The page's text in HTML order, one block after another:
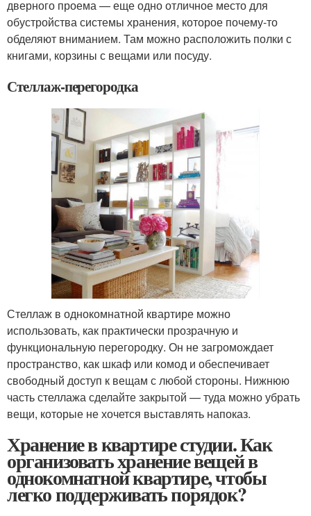
дверного проема — еще одно отличное место для
обустройства системы хранения, которое почему-то
обделяют вниманием. Там можно расположить полки с
книгами, корзины с вещами или посуду.
Стеллаж-перегородка
Стеллаж в однокомнатной квартире можно
использовать, как практически прозрачную и
функциональную перегородку. Он не загромождает
пространство, как шкаф или комод и обеспечивает
свободный доступ к вещам с любой стороны. Нижнюю
часть стеллажа сделайте закрытой — туда можно убрать
вещи, которые не хочется выставлять напоказ.
Хранение в квартире студии. Как
организовать хранение вещей в
однокомнатной квартире, чтобы
легко поддерживать порядок?